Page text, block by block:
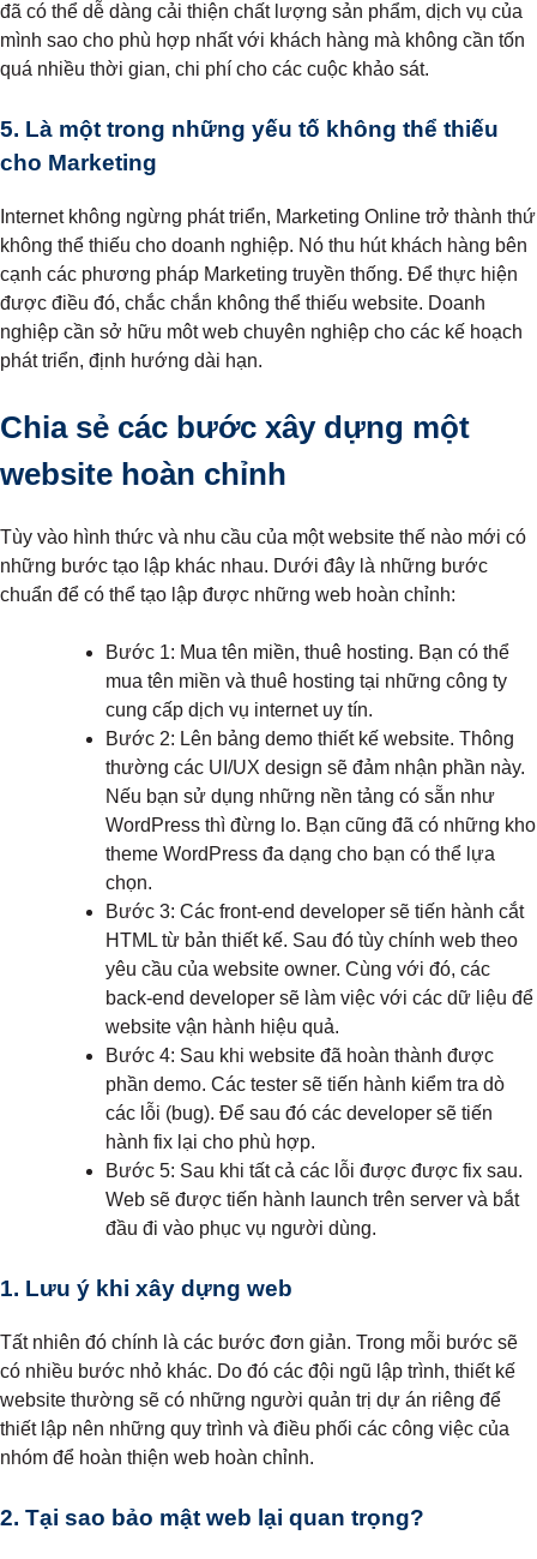
đã có thể dễ dàng cải thiện chất lượng sản phẩm, dịch vụ của
mình sao cho phù hợp nhất với khách hàng mà không cần tốn
quá nhiều thời gian, chi phí cho các cuộc khảo sát.
5. Là một trong những yếu tố không thể thiếu
cho Marketing
Internet không ngừng phát triển, Marketing Online trở thành thứ
không thể thiếu cho doanh nghiệp. Nó thu hút khách hàng bên
cạnh các phương pháp Marketing truyền thống. Để thực hiện
được điều đó, chắc chắn không thể thiếu website. Doanh
nghiệp cần sở hữu môt web chuyên nghiệp cho các kế hoạch
phát triển, định hướng dài hạn.
Chia sẻ các bước xây dựng một
website hoàn chỉnh
Tùy vào hình thức và nhu cầu của một website thế nào mới có
những bước tạo lập khác nhau. Dưới đây là những bước
chuẩn để có thể tạo lập được những web hoàn chỉnh:
Bước 1: Mua tên miền, thuê hosting. Bạn có thể
mua tên miền và thuê hosting tại những công ty
cung cấp dịch vụ internet uy tín.
Bước 2: Lên bảng demo thiết kế website. Thông
thường các UI/UX design sẽ đảm nhận phần này.
Nếu bạn sử dụng những nền tảng có sẵn như
WordPress thì đừng lo. Bạn cũng đã có những kho
theme WordPress đa dạng cho bạn có thể lựa
chọn.
Bước 3: Các front-end developer sẽ tiến hành cắt
HTML từ bản thiết kế. Sau đó tùy chính web theo
yêu cầu của website owner. Cùng với đó, các
back-end developer sẽ làm việc với các dữ liệu để
website vận hành hiệu quả.
Bước 4: Sau khi website đã hoàn thành được
phần demo. Các tester sẽ tiến hành kiểm tra dò
các lỗi (bug). Để sau đó các developer sẽ tiến
hành fix lại cho phù hợp.
Bước 5: Sau khi tất cả các lỗi được được fix sau.
Web sẽ được tiến hành launch trên server và bắt
đầu đi vào phục vụ người dùng.
1. Lưu ý khi xây dựng web
Tất nhiên đó chính là các bước đơn giản. Trong mỗi bước sẽ
có nhiều bước nhỏ khác. Do đó các đội ngũ lập trình, thiết kế
website thường sẽ có những người quản trị dự án riêng để
thiết lập nên những quy trình và điều phối các công việc của
nhóm để hoàn thiện web hoàn chỉnh.
2. Tại sao bảo mật web lại quan trọng?